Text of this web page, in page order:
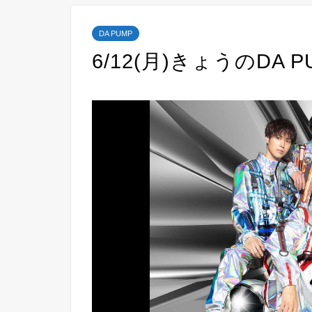
DA PUMP
6/12(月)きょうのDA